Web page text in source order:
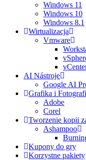
Windows 11
Windows 10
Windows 8.1
Wirtualizacja
Vmware
AI Nástroje
Google AI
Grafika i
Adobe
Corel
Tworzenie kopii
Ashampoo
Kupony do gry
Korzystne pakiety